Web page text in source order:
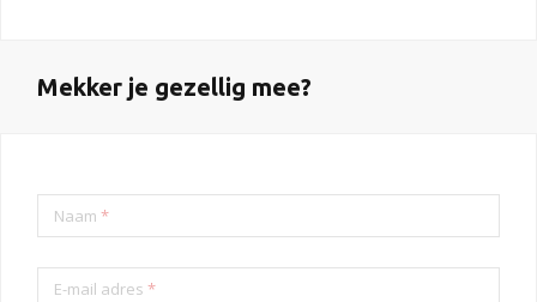
Mekker je gezellig mee?
Naam *
E-mail adres *